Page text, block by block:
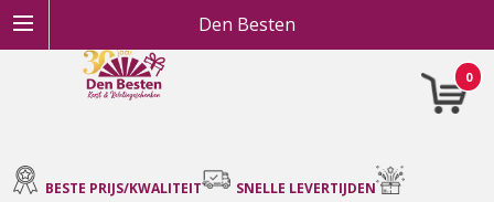
Den Besten
0
BESTE PRIJS/KWALITEIT SNELLE LEVERTIJDEN